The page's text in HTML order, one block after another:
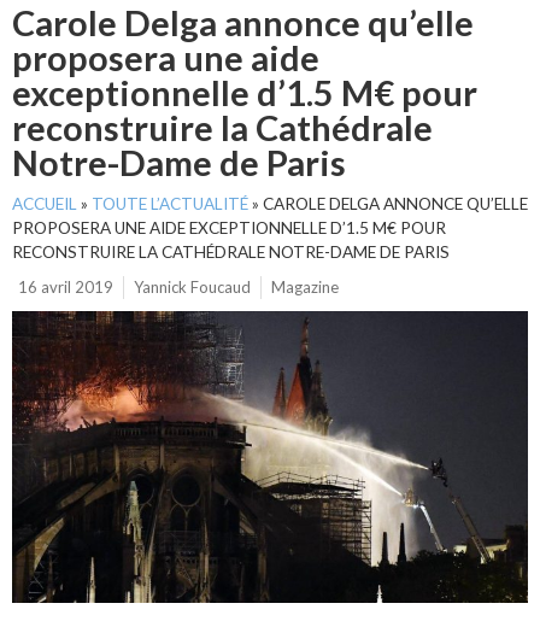
Carole Delga annonce qu’elle
proposera une aide
exceptionnelle d’1.5 M€ pour
reconstruire la Cathédrale
Notre-Dame de Paris
ACCUEIL » TOUTE L’ACTUALITÉ» CAROLE DELGA ANNONCE QU’ELLE
PROPOSERA UNE AIDE EXCEPTIONNELLE D’1.5 M€ POUR
RECONSTRUIRE LA CATHÉDRALE NOTRE-DAME DE PARIS
16 avril 2019
Yannick Foucaud Magazine